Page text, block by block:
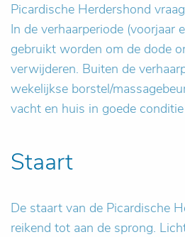
Picardische Herdershond
In de verhaarperiode (voorjaar
gebruikt worden om de dode
verwijderen. Buiten de
wekelijkse borstel/
vacht en huis in goede
Staart
De staart van de Picardische
reikend tot aan de sprong.